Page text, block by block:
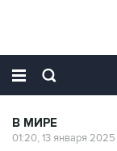
В МИРЕ
01:20, 13 января 2025